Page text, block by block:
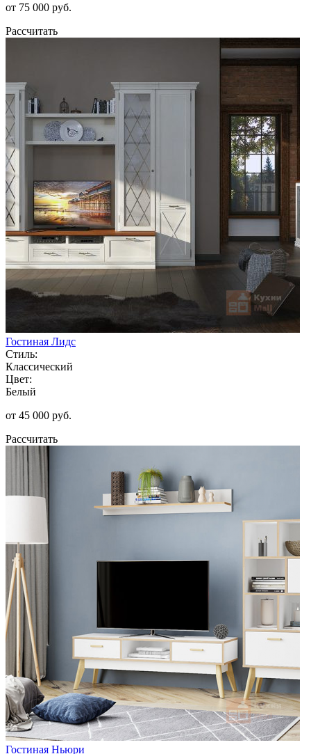
от 75 000 руб.
Рассчитать
Гостиная Лидс
Стиль:
Классический
Цвет:
Белый
от 45 000 руб.
Рассчитать
Гостиная Ньюри